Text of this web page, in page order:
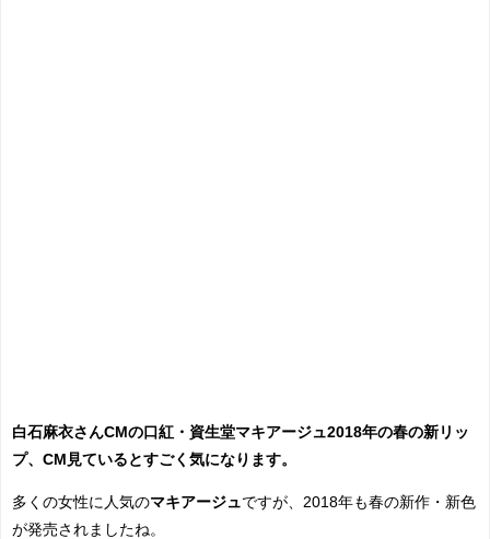
白石麻衣さんCMの口紅・資生堂マキアージュ2018年の春の新リッ
プ、CM見ているとすごく気になります。
多くの女性に人気のマキアージュですが、2018年も春の新作・新色
が発売されましたね。